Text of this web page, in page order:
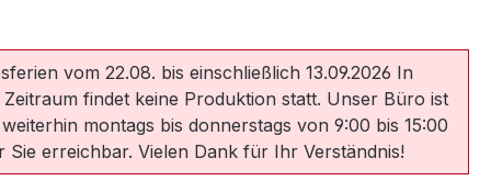
vom 22.08. bis einschließlich 13.09.2026 In
Zeitraum findet keine Produktion statt. Unser Büro ist
montags bis donnerstags von 9:00 bis 15:00
Sie erreichbar. Vielen Dank für Ihr Verständnis!